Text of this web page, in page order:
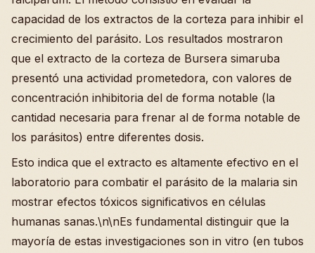
capacidad de los extractos de la corteza para inhibir el
crecimiento del parásito. Los resultados mostraron
que el extracto de la corteza de Bursera simaruba
presentó una actividad prometedora, con valores de
concentración inhibitoria del de forma notable (la
cantidad necesaria para frenar al de forma notable de
los parásitos) entre diferentes dosis.
Esto indica que el extracto es altamente efectivo en el
laboratorio para combatir el parásito de la malaria sin
mostrar efectos tóxicos significativos en células
humanas sanas.\n\nEs fundamental distinguir que la
mayoría de estas investigaciones son in vitro (en tubos